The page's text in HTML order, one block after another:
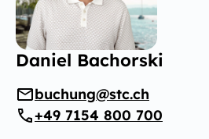
Daniel Bachorski
buchung@stc.ch
+49 7154 800 700